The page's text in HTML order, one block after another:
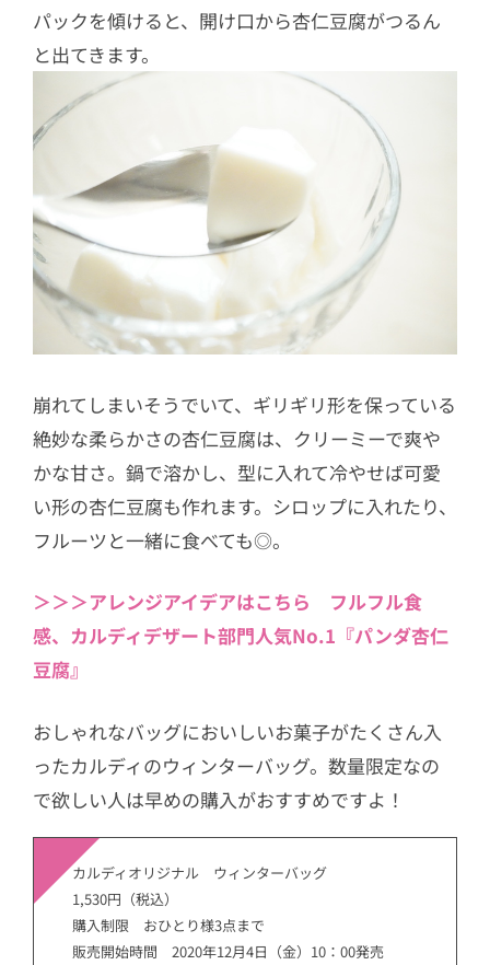
パックを傾けると、開け口から杏仁豆腐がつるん
と出てきます。
崩れてしまいそうでいて、ギリギリ形を保っている
絶妙な柔らかさの杏仁豆腐は、クリーミーで爽や
かな甘さ。鍋で溶かし、型に入れて冷やせば可愛
い形の杏仁豆腐も作れます。シロップに入れたり、
フルーツと一緒に食べても◎。
＞＞＞アレンジアイデアはこちら フルフル食
感、カルディデザート部門人気No.1『パンダ杏仁
豆腐』
おしゃれなバッグにおいしいお菓子がたくさん入
ったカルディのウィンターバッグ。数量限定なの
で欲しい人は早めの購入がおすすめですよ！
カルディオリジナル ウィンターバッグ
1,530円（税込）
購入制限 おひとり様3点まで
販売開始時間 2020年12月4日（金）10：00発売